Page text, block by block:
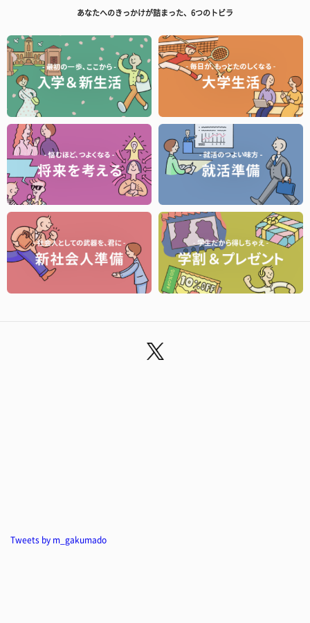
あなたへのきっかけが詰まった、6つのトビラ
Tweets by m_gakumado